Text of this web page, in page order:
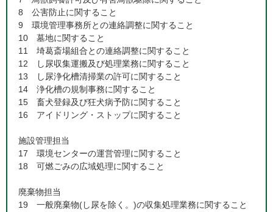
8 公害防止に関すること
9 環境管理事務所との連絡調整に関すること
10 墓地に関すること
11 埼葛斎場組合との連絡調整に関すること
12 し尿収集運搬及び処理業務に関すること
13 し尿浄化槽清掃業の許可に関すること
14 浄化槽の規制事務に関すること
15 畜犬登録及び狂犬病予防に関すること
16 アイドリング・ストップに関すること
施設管理担当
17 環境センターの運営管理に関すること
18 可燃ごみの広域処理に関すること
廃棄物担当
19 一般廃棄物(し尿を除く。)の収集処理業務に関すること